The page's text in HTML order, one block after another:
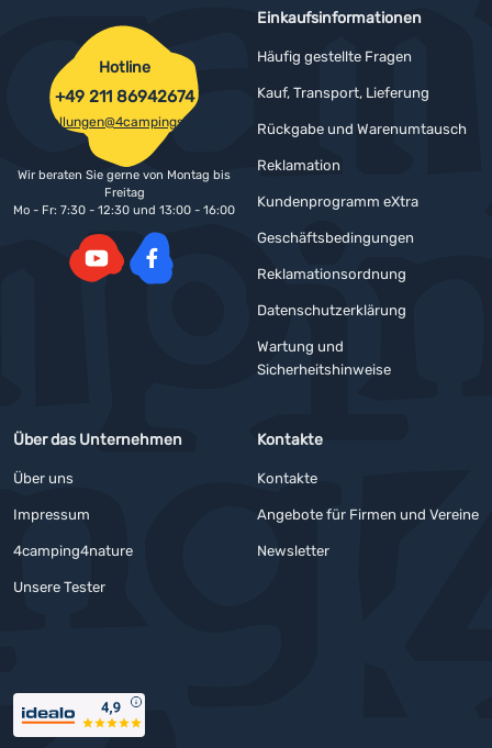
Einkaufsinformationen
Häufig gestellte Fragen
Kauf, Transport, Lieferung
Rückgabe und Warenumtausch
Reklamation
Kundenprogramm eXtra
Geschäftsbedingungen
Reklamationsordnung
Datenschutzerklärung
Wartung und
Sicherheitshinweise
Über das Unternehmen
Über uns
Impressum
4camping4nature
Unsere Tester
Kontakte
Kontakte
Angebote für Firmen und Vereine
Newsletter
Hotline
+49 211 86942674
bestellungen@4campingshop.de
Wir beraten Sie gerne von Montag bis
Freitag
Mo - Fr: 7:30 - 12:30 und 13:00 - 16:00
Auszeichnungen